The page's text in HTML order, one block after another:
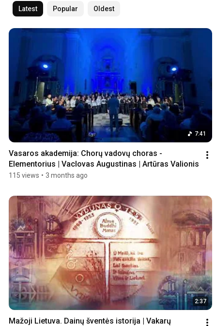
Latest Popular Oldest
7:41
Vasaros akademija: Chorų vadovų choras -
Elementorius | Vaclovas Augustinas | Artūras Valionis
115 views • 3 months ago
2:37
Mažoji Lietuva. Dainų šventės istorija | Vakarų